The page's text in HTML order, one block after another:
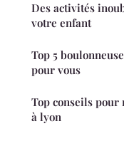
Des activités
votre enfant
Top 5
pour vous
Top conseils pour
à lyon